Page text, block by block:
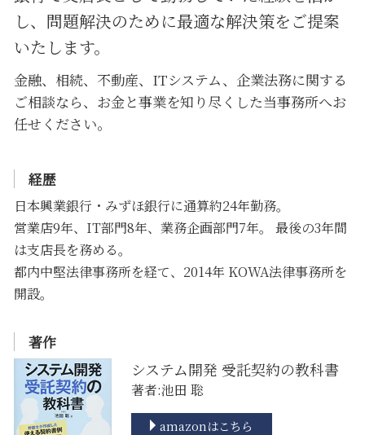
し、問題解決のために最適な解決策をご提案
いたします。
金融、相続、不動産、ITシステム、企業法務に関する
ご相談なら、お金と事業を知り尽くした当事務所へお
任せください。
経歴
日本興業銀行・みずほ銀行に通算約24年勤務。
営業店9年、IT部門8年、業務企画部門7年。 最後の3年間
は支店長を務める。
都内中堅法律事務所を経て、2014年 KOWA法律事務所を
開設。
著作
システム開発 受託契約の教科書
著者:池田 聡
amazonはこちら